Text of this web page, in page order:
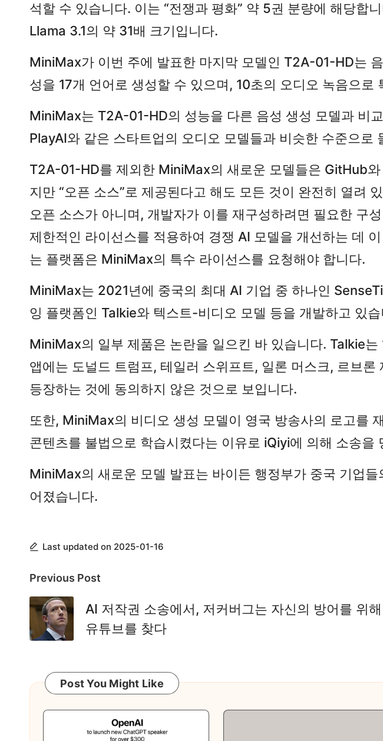
석할 수 있습니다. 이는 “전쟁과 평화” 약 5권 분량에 해당
Llama 3.1의 약 31배 크기입니다.
MiniMax가 이번 주에 발표한 마지막 모델인 T2A-01-HD는
성을 17개 언어로 생성할 수 있으며, 10초의 오디오 녹음으로
MiniMax는 T2A-01-HD의 성능을 다른 음성 생성 모델과 비
PlayAI와 같은 스타트업의 오디오 모델들과 비슷한 수준으로
T2A-01-HD를 제외한 MiniMax의 새로운 모델들은 GitHub
지만 “오픈 소스”로 제공된다고 해도 모든 것이 완전히 열
오픈 소스가 아니며, 개발자가 이를 재구성하려면 필요한 구
제한적인 라이선스를 적용하여 경쟁 AI 모델을 개선하는 데
는 플랫폼은 MiniMax의 특수 라이선스를 요청해야 합니다.
MiniMax는 2021년에 중국의 최대 AI 기업 중 하나인
잉 플랫폼인 Talkie와 텍스트-비디오 모델 등을 개발하고 있
MiniMax의 일부 제품은 논란을 일으킨 바 있습니다. Talkie
앱에는 도널드 트럼프, 테일러 스위프트, 일론 머스크, 르브
등장하는 것에 동의하지 않은 것으로 보입니다.
또한, MiniMax의 비디오 생성 모델이 영국 방송사의 로고를
콘텐츠를 불법으로 학습시켰다는 이유로 iQiyi에 의해 소송을
MiniMax의 새로운 모델 발표는 바이든 행정부가 중국 기업
어졌습니다.
Last updated on 2025-01-16
Post
navigation
Previous Post
AI 저작권 소송에서, 저커버그는 자신의 방어를 위해
유튜브를 찾다
Post You Might Like